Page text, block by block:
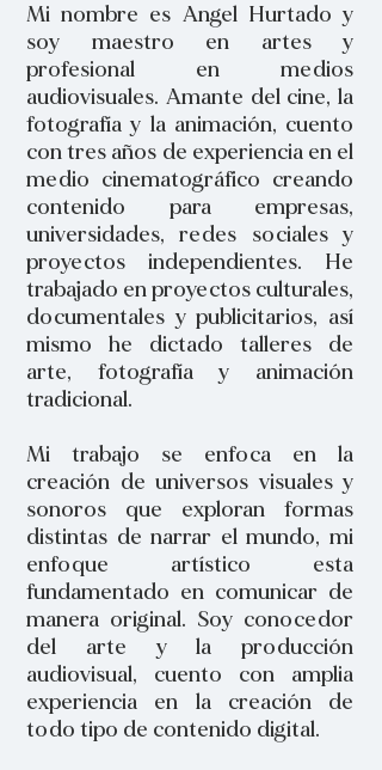
Mi nombre es Angel Hurtado y
soy maestro en artes y
profesional en medios
audiovisuales. Amante del cine, la
fotografía y la animación, cuento
con tres años de experiencia en el
medio cinematográfico creando
contenido para empresas,
universidades, redes sociales y
proyectos independientes. He
trabajado en proyectos culturales,
documentales y publicitarios, así
mismo he dictado talleres de
arte, fotografía y animación
tradicional.
Mi trabajo se enfoca en la
creación de universos visuales y
sonoros que exploran formas
distintas de narrar el mundo, mi
enfoque artístico esta
fundamentado en comunicar de
manera original. Soy conocedor
del arte y la producción
audiovisual, cuento con amplia
experiencia en la creación de
todo tipo de contenido digital.